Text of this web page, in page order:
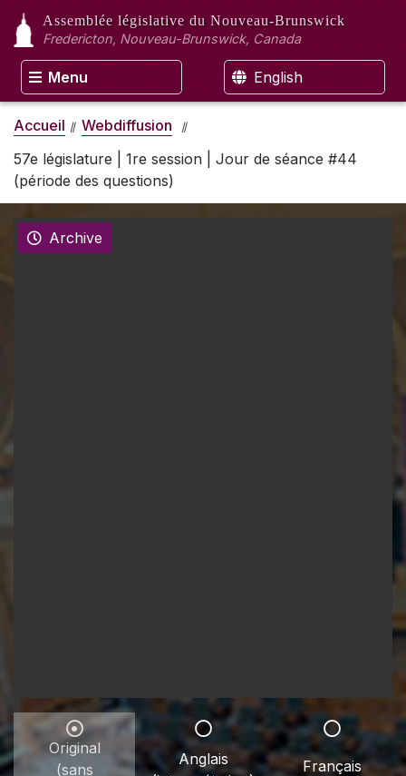
Assemblée législative du Nouveau-Brunswick
Fredericton, Nouveau-Brunswick, Canada
Menu English
Accueil
Webdiffusion
57e législature | 1re session | Jour de séance #44
(période des questions)
Archive
Original
(sans
Anglais
Français